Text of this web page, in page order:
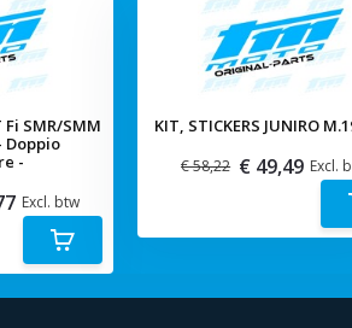
Fi SMR/SMM
Doppio
-
Excl. btw
KIT, STICKERS JUNIRO
€ 58,22 € 49,49 Excl.